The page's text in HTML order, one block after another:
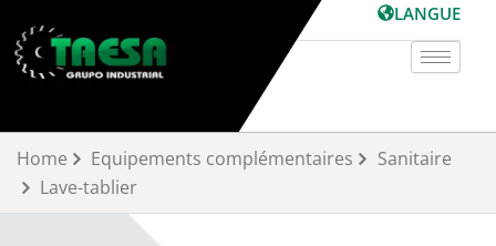
au
contenu
LANGUE
Home Equipements complémentaires
Sanitaire
Lave-tablier